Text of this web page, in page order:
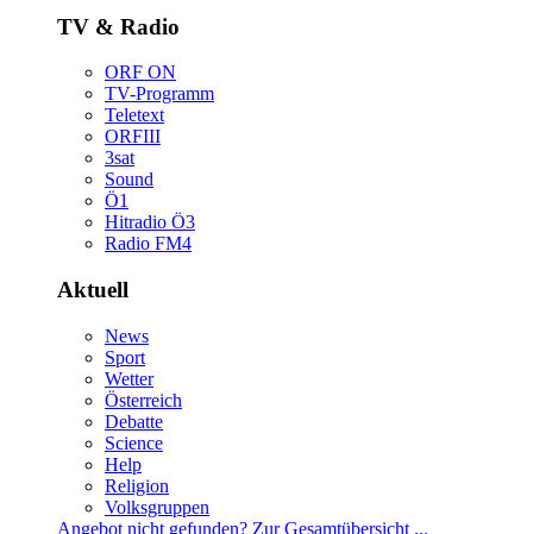
TV&Radio
ORFON
TV-Programm
Teletext
ORFIII
3sat
Sound
Ö1
HitradioÖ3
RadioFM4
Aktuell
News
Sport
Wetter
Österreich
Debatte
Science
Help
Religion
Volksgruppen
Angebotnichtgefunden?ZurGesamtübersicht...